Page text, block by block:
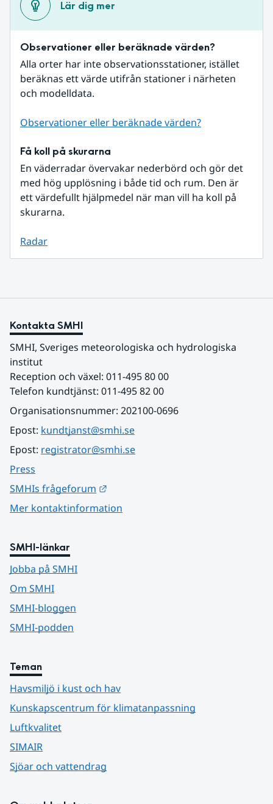
Lär dig mer
Observationer eller beräknade värden?
Alla orter har inte observationsstationer, istället
beräknas ett värde utifrån stationer i närheten
och modelldata.
Observationer eller beräknade värden?
Få koll på skurarna
En väderradar övervakar nederbörd och gör det
med hög upplösning i både tid och rum. Den är
ett värdefullt hjälpmedel när man vill ha koll på
skurarna.
Radar
Kontakta SMHI
SMHI, Sveriges meteorologiska och hydrologiska
institut
Reception och växel: 011-495 80 00
Telefon kundtjänst: 011-495 82 00
Organisationsnummer: 202100-0696
Epost: kundtjanst@smhi.se
Epost: registrator@smhi.se
Press
SMHIs frågeforum
Mer kontaktinformation
SMHI-länkar
Jobba på SMHI
Om SMHI
SMHI-bloggen
SMHI-podden
Teman
Havsmiljö i kust och hav
Kunskapscentrum för klimatanpassning
Luftkvalitet
SIMAIR
Sjöar och vattendrag